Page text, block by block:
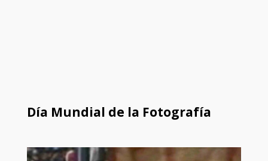
Día Mundial de la Fotografía